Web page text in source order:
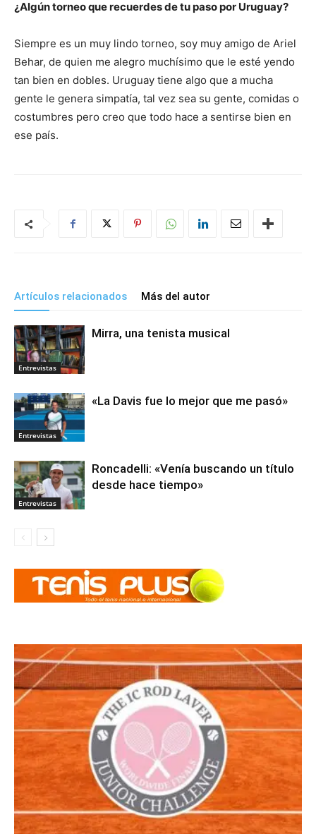
¿Algún torneo que recuerdes de tu paso por Uruguay?
Siempre es un muy lindo torneo, soy muy amigo de Ariel
Behar, de quien me alegro muchísimo que le esté yendo
tan bien en dobles. Uruguay tiene algo que a mucha
gente le genera simpatía, tal vez sea su gente, comidas o
costumbres pero creo que todo hace a sentirse bien en
ese país.
Artículos relacionados Más del autor
Entrevistas
Mirra, una tenista musical
Entrevistas
«La Davis fue lo mejor que me pasó»
Entrevistas
Roncadelli: «Venía buscando un título
desde hace tiempo»